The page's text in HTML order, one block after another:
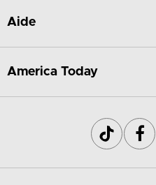
Aide
America Today